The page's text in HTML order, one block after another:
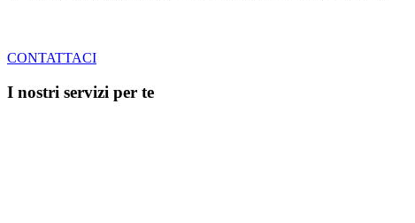
CONTATTACI
I nostri servizi per te